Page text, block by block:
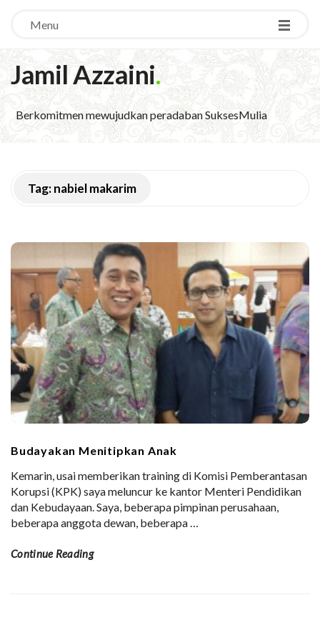
Menu
Jamil Azzaini.
Berkomitmen mewujudkan peradaban SuksesMulia
Tag:nabiel makarim
Budayakan Menitipkan Anak
Kemarin, usai memberikan training di Komisi Pemberantasan
Korupsi (KPK) saya meluncur ke kantor Menteri Pendidikan
dan Kebudayaan. Saya, beberapa pimpinan perusahaan,
beberapa anggota dewan, beberapa
Continue Reading